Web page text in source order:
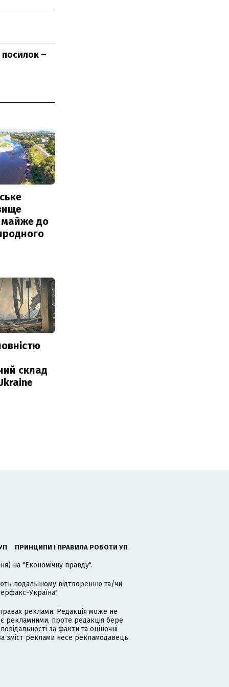
–
майже до
склад
ПРИНЦИПИ І ПРАВИЛА РОБОТИ УП
на "Економічну правду".
подальшому відтворенню та/чи
Україна".
реклами. Редакція може не
рекламними, проте редакція бере
за факти та оціночні
зміст реклами несе рекламодавець.